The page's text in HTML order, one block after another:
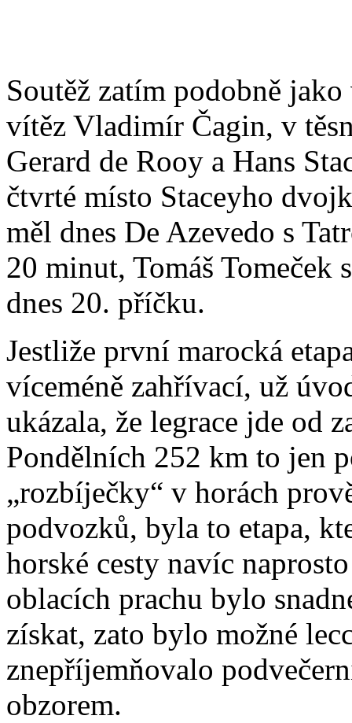
Soutěž zatím podobně
vítěz Vladimír Čagin, v
Gerard de Rooy a Hans
čtvrté místo Staceyho
měl dnes De Azevedo s
20 minut, Tomáš Tomeček
dnes 20. příčku.
Jestliže první marocká
víceméně zahřívací, už
ukázala, že legrace jde od
Pondělních 252 km to jen
„rozbíječky“ v horách
podvozků, byla to etapa,
horské cesty navíc
oblacích prachu bylo
získat, zato bylo možné
znepříjemňovalo
obzorem.